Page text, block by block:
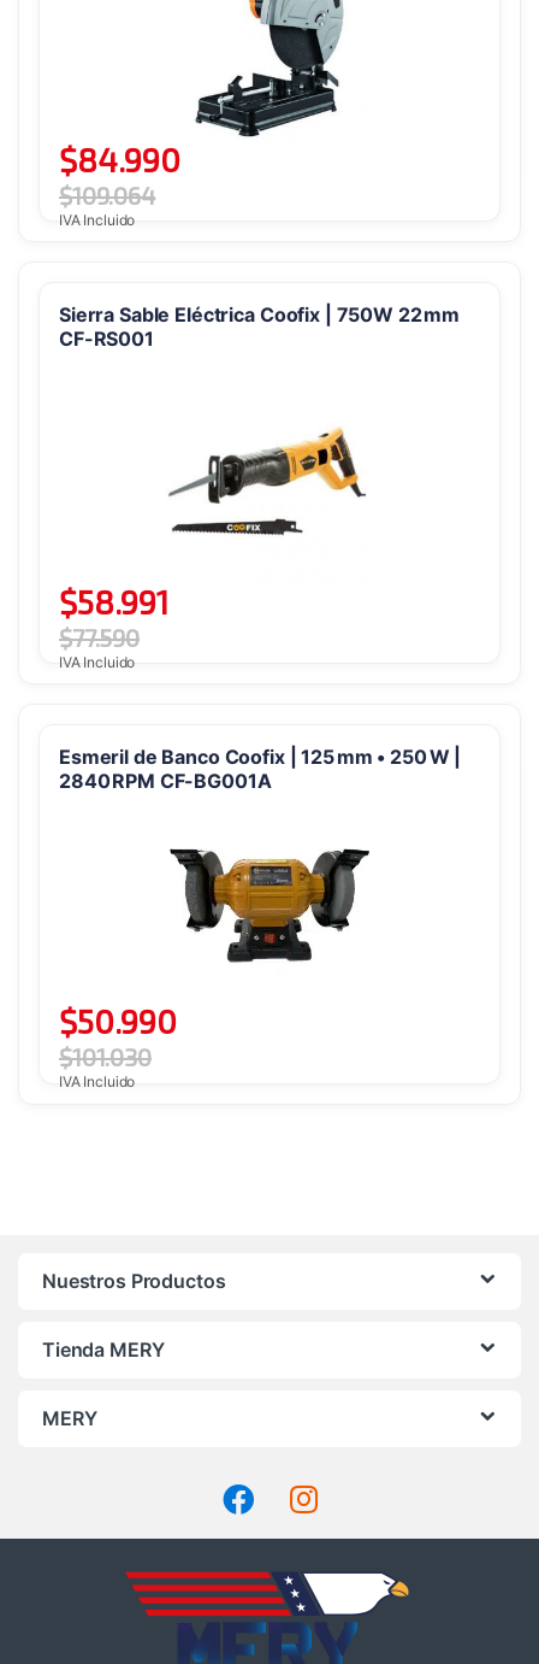
$84.990
$109.064
IVA Incluido
Sierra Sable Eléctrica Coofix | 750W 22 mm
CF-RS001
$58.991
$77.590
IVA Incluido
Esmeril de Banco Coofix | 125 mm • 250 W |
2840 RPM CF-BG001A
$50.990
$101.030
IVA Incluido
Nuestros Productos
Tienda MERY
MERY